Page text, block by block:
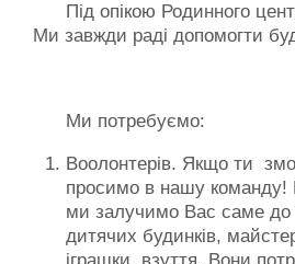
Під опікою Родинного
Ми завжди раді допомогти
Ми потребуємо:
Воолонтерів. Якщо ти
просимо в нашу команду!
ми залучимо Вас саме до
дитячих будинків,